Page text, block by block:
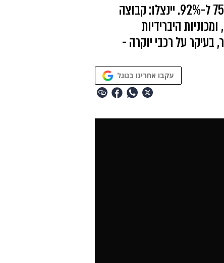
בבסיס המס - העלאה של מס הקנייה על רכב חדש מ-75% ל-92%. יינצלו: קבוצה
היברידיות
על רכבי יוקרה -
עקבו אחרינו בגוגל